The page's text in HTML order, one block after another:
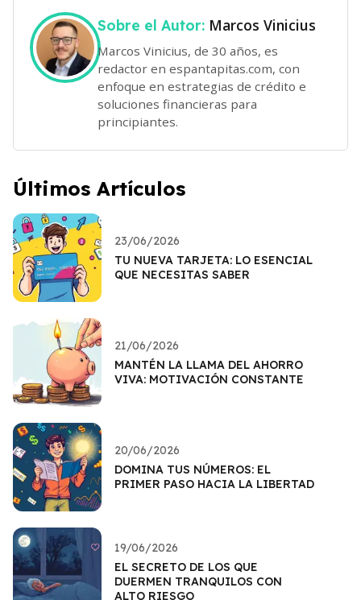
Sobre el Autor: Marcos Vinicius
Marcos Vinicius, de 30 años, es
redactor en espantapitas.com, con
enfoque en estrategias de crédito e
soluciones financieras para
principiantes.
Últimos Artículos
23/06/2026
TU NUEVA TARJETA: LO ESENCIAL
QUE NECESITAS SABER
21/06/2026
MANTÉN LA LLAMA DEL AHORRO
VIVA: MOTIVACIÓN CONSTANTE
20/06/2026
DOMINA TUS NÚMEROS: EL
PRIMER PASO HACIA LA LIBERTAD
19/06/2026
EL SECRETO DE LOS QUE
DUERMEN TRANQUILOS CON
ALTO RIESGO